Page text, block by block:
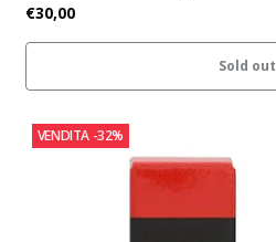
€30,00
Sold out
VENDITA -32%